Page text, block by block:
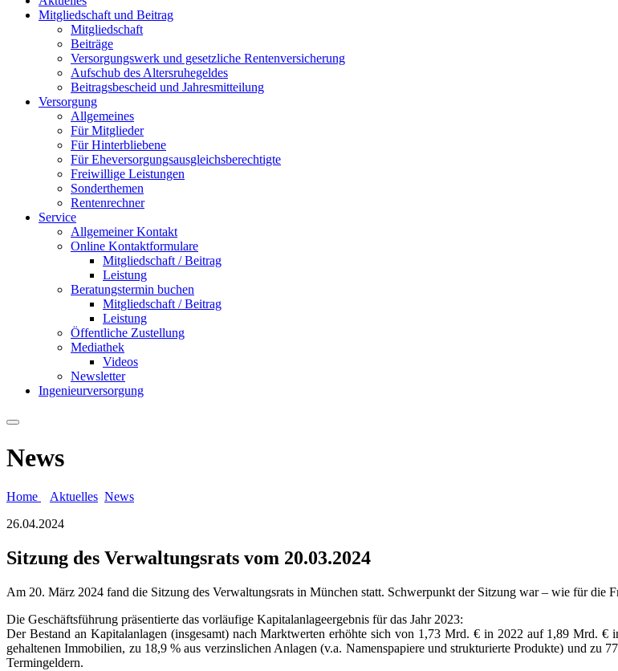
Mitgliedschaft und Beitrag
Mitgliedschaft
Beiträge
Versorgungswerk und gesetzliche Rentenversicherung
Aufschub des Altersruhegeldes
Beitragsbescheid und Jahresmitteilung
Versorgung
Allgemeines
Für Mitglieder
Für Hinterbliebene
Für Eheversorgungsausgleichsberechtigte
Freiwillige Leistungen
Sonderthemen
Rentenrechner
Service
Allgemeiner Kontakt
Online Kontaktformulare
Mitgliedschaft / Beitrag
Leistung
Beratungstermin buchen
Mitgliedschaft / Beitrag
Leistung
Öffentliche Zustellung
Mediathek
Videos
Newsletter
Ingenieurversorgung
News
Home Aktuelles News
26.04.2024
Sitzung des Verwaltungsrats vom 20.03.2024
Am 20. März 2024 fand die Sitzung des Verwaltungsrats in München statt. Schwerpunkt der Sitzung war – wie für die
Die Geschäftsführung präsentierte das vorläufige Kapitalanlageergebnis für das Jahr 2023:
Der Bestand an Kapitalanlagen (insgesamt) nach Marktwerten erhöhte sich von 1,73 Mrd. € in 2022 auf 1,89 Mrd.
gehaltenen Immobilien, zu 18,9 % aus verzinslichen Anlagen (v.a. Namenspapiere und strukturierte Produkte) und zu
Termingeldern.